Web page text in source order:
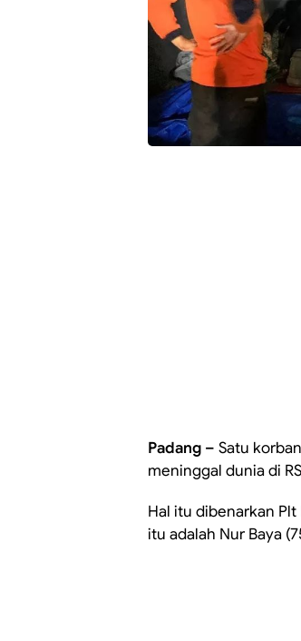
Padang – Satu
meninggal dunia di
Hal itu dibenarkan Plt
itu adalah Nur Baya